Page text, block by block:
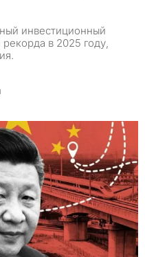
инвестиционный
в 2025 году,